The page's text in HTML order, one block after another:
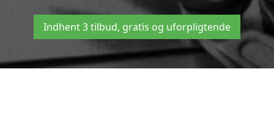
Indhent 3 tilbud, gratis og uforpligtende